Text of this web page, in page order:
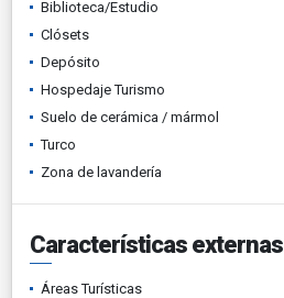
Biblioteca/Estudio
Clósets
Depósito
Hospedaje Turismo
Suelo de cerámica / mármol
Turco
Zona de lavandería
Características externas
Áreas Turísticas